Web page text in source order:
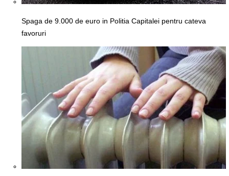
Spaga de 9.000 de euro in Politia Capitalei pentru cateva
favoruri